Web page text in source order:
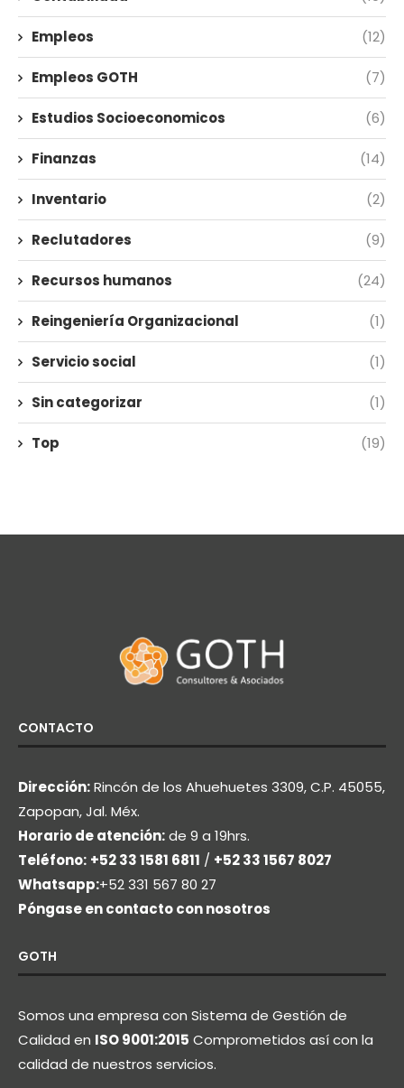
Empleos (12)
Empleos GOTH (7)
Estudios Socioeconomicos (6)
Finanzas (14)
Inventario (2)
Reclutadores (9)
Recursos humanos (24)
Reingeniería Organizacional (1)
Servicio social (1)
Sin categorizar (1)
Top (19)
CONTACTO
Dirección:Rincón de los Ahuehuetes 3309, C.P. 45055,
Zapopan, Jal. Méx.
Horario de atención:de 9 a 19hrs.
Teléfono: +52 33 1581 6811 / +52 33 1567 8027
Whatsapp:+52 331 567 80 27
Póngase en contacto con nosotros
GOTH
Somos una empresa con Sistema de Gestión de
Calidad en ISO 9001:2015 Comprometidos así con la
calidad de nuestros servicios.